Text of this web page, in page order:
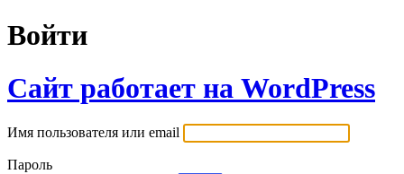
Войти
Сайт работает на WordPress
Имя пользователя или email
Пароль